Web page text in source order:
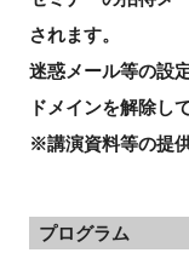
されます。
迷惑メール等の設
ドメインを解除し
※講演資料等の提
プログラム